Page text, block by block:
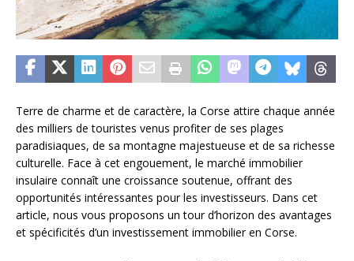
Terre de charme et de caractère, la Corse attire chaque année
des milliers de touristes venus profiter de ses plages
paradisiaques, de sa montagne majestueuse et de sa richesse
culturelle. Face à cet engouement, le marché immobilier
insulaire connaît une croissance soutenue, offrant des
opportunités intéressantes pour les investisseurs. Dans cet
article, nous vous proposons un tour d’horizon des avantages
et spécificités d’un investissement immobilier en Corse.